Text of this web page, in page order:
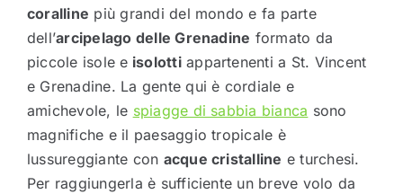
coralline più grandi del mondo e fa parte
dell’arcipelago delle Grenadine formato da
piccole isole e isolottiappartenenti a St. Vincent
e Grenadine. La gente qui è cordiale e
amichevole, le spiagge di sabbia bianca sono
magnifiche e il paesaggio tropicale è
lussureggiante con acque cristalline e turchesi.
Per raggiungerla è sufficiente un breve volo da